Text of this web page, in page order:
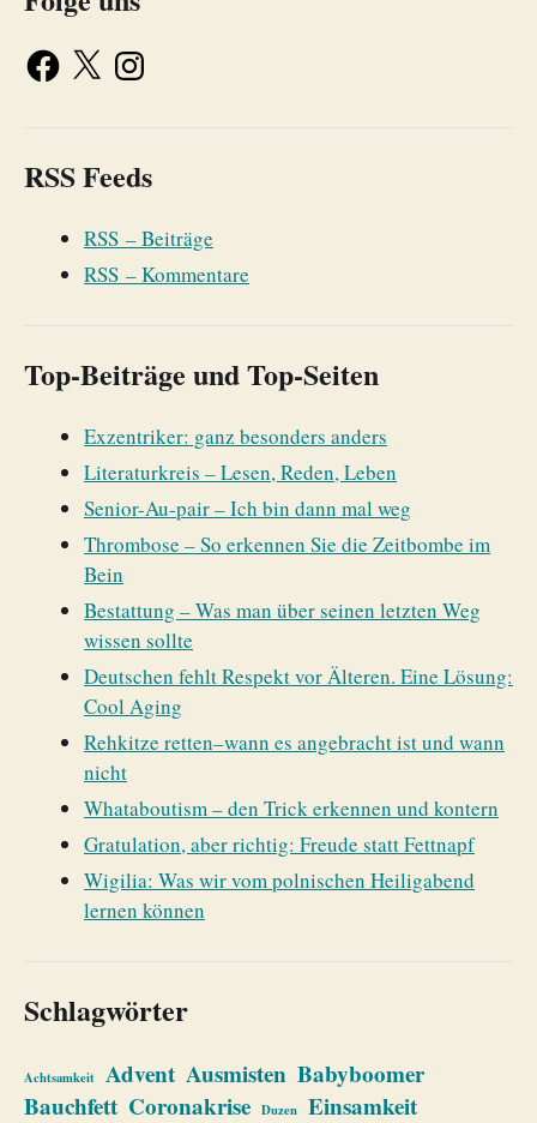
RSS Feeds
RSS – Beiträge
RSS – Kommentare
Top-Beiträge und Top-Seiten
Exzentriker: ganz besonders anders
Literaturkreis – Lesen, Reden, Leben
Senior-Au-pair – Ich bin dann mal weg
Thrombose – So erkennen Sie die Zeitbombe im
Bein
Bestattung – Was man über seinen letzten Weg
wissen sollte
Deutschen fehlt Respekt vor Älteren. Eine Lösung:
Cool Aging
Rehkitze retten–wann es angebracht ist und wann
nicht
Whataboutism – den Trick erkennen und kontern
Gratulation, aber richtig: Freude statt Fettnapf
Wigilia: Was wir vom polnischen Heiligabend
lernen können
Schlagwörter
Achtsamkeit Advent Ausmisten Babyboomer
Bauchfett Coronakrise Duzen Einsamkeit